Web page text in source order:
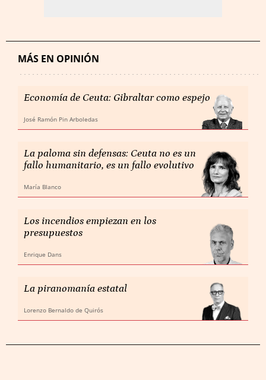
MÁS EN OPINIÓN
Economía de Ceuta: Gibraltar como espejo
José Ramón Pin Arboledas
La paloma sin defensas: Ceuta no es un
fallo humanitario, es un fallo evolutivo
María Blanco
Los incendios empiezan en los
presupuestos
Enrique Dans
La piranomanía estatal
Lorenzo Bernaldo de Quirós